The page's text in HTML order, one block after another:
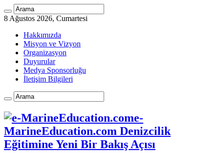
8 Ağustos 2026, Cumartesi
Hakkımızda
Misyon ve Vizyon
Organizasyon
Duyurular
Medya Sponsorluğu
İletişim Bilgileri
e-
MarineEducation.com Denizcilik
Eğitimine Yeni Bir Bakış Açısı